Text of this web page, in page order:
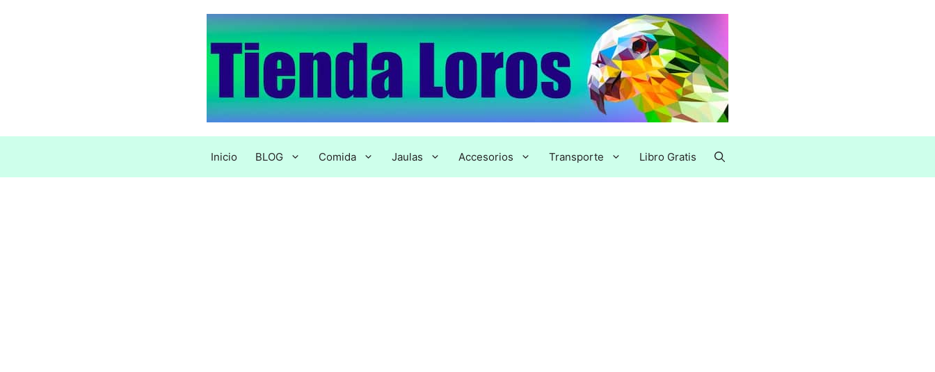
Inicio BLOG Comida Jaulas Accesorios Transporte Libro Gratis